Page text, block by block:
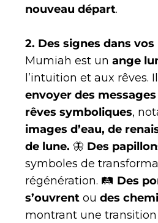
nouveau départ.
2. Des signes dans vos
Mumiah est un ange
l’intuition et aux rêves.
envoyer des
rêves symboliques,
images d’eau, de
de lune. 🦋 Des
symboles de
régénération. 🛤 Des
s’ouvrent ou des
montrant une